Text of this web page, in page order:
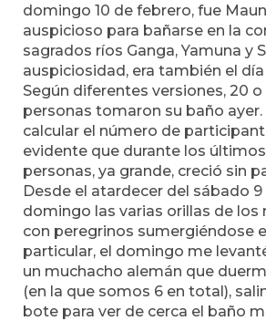
domingo 10 de febrero, fue
auspicioso para bañarse en la
sagrados ríos Ganga, Yamuna y
auspiciosidad, era también el
Según diferentes versiones, 20
personas tomaron su baño
calcular el número de
evidente que durante los
personas, ya grande, creció sin
Desde el atardecer del sábado
domingo las varias orillas de
con peregrinos sumergiéndose
particular, el domingo me
un muchacho alemán que
(en la que somos 6 en total),
bote para ver de cerca el baño